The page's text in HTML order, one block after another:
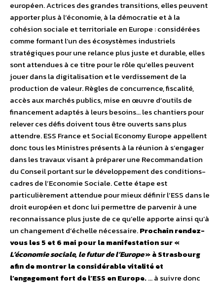
européen. Actrices des grandes transitions, elles peuvent
apporter plus à l’économie, à la démocratie et à la
cohésion sociale et territoriale en Europe : considérées
comme formant l’un des écosystèmes industriels
stratégiques pour une relance plus juste et durable, elles
sont attendues à ce titre pour le rôle qu’elles peuvent
jouer dans la digitalisation et le verdissement de la
production de valeur. Règles de concurrence, fiscalité,
accès aux marchés publics, mise en œuvre d’outils de
financement adaptés à leurs besoins… les chantiers pour
relever ces défis doivent tous être ouverts sans plus
attendre. ESS France et Social Economy Europe appellent
donc tous les Ministres présents à la réunion à s’engager
dans les travaux visant à préparer une Recommandation
du Conseil portant sur le développement des conditions-
cadres de l’Economie Sociale. Cette étape est
particulièrement attendue pour mieux définir l’ESS dans le
droit européen et donc lui permettre de parvenir à une
reconnaissance plus juste de ce qu’elle apporte ainsi qu’à
un changement d’échelle nécessaire.Prochain rendez-
vous les 5 et 6 mai pour la manifestation sur «
L’économie sociale, le futur de l’Europe» à Strasbourg
afin de montrer la considérable vitalité et
l’engagement fort de l’ESS en Europe.… à suivre donc